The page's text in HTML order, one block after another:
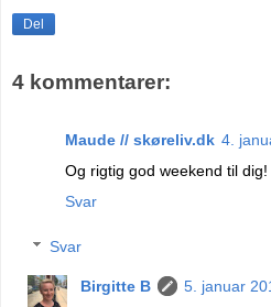
Del
4 kommentarer:
Maude // skøreliv.dk 4.
Og rigtig god weekend til
Svar
Svar
Birgitte B
5. januar